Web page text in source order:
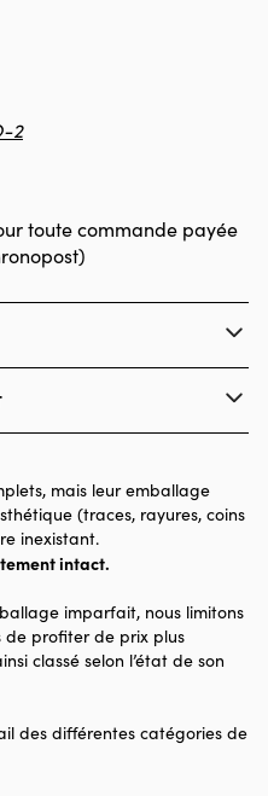
2
toute commande payée
Pieces & Peace ?
en France. Ils sont
et du carton bleu épais
l'impact environnemental
expérience d'assemblage de
montez un puzzle Pieces &
moment de détente, à
qui ne vous laisseront pas
pour les plus démunis :
1 € est reversé à une
et le bien-être dans le
Puzzles - Villes et Villages
pour Adultes (500 à
in France
mais leur emballage
(traces, rayures, coins
inexistant.
intact.
imparfait, nous limitons
de profiter de prix plus
classé selon l’état de son
des différentes catégories de